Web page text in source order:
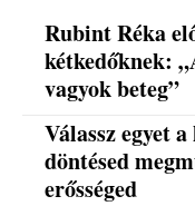
Rubint Réka
kétkedőknek:
vagyok beteg”
Válassz egyet
döntésed
erősséged